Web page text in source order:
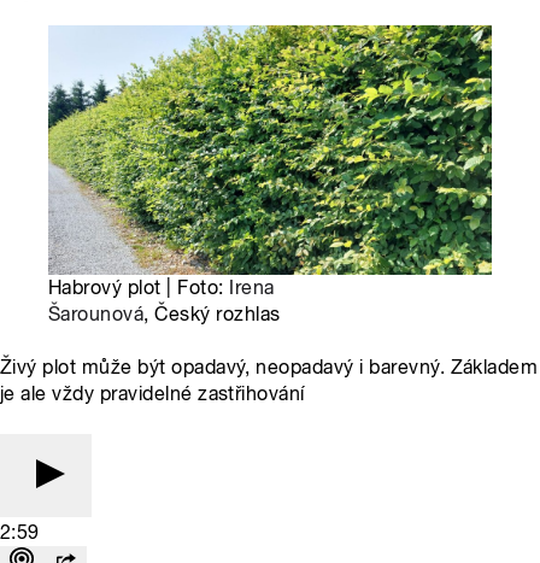
Habrový plot | Foto: Irena
Šarounová, Český rozhlas
Živý plot může být opadavý, neopadavý i barevný. Základem
je ale vždy pravidelné zastřihování
2:59